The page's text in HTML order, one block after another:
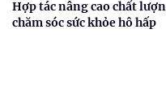
Hợp tác nâng cao chất
chăm sóc sức khỏe hô hấp